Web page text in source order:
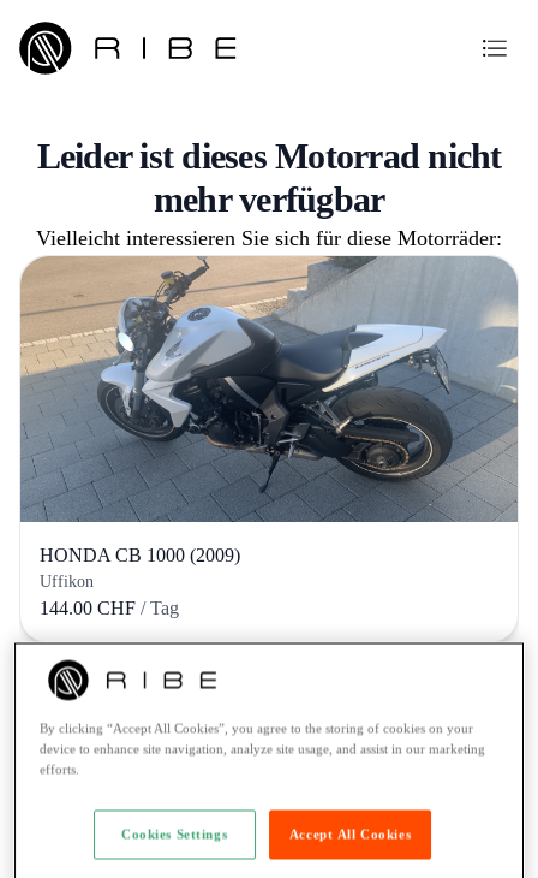
Leider ist dieses Motorrad nicht
mehr verfügbar
Vielleicht interessieren Sie sich für diese Motorräder:
HONDA CB 1000 (2009)
Uffikon
144.00 CHF / Tag
By clicking “Accept All Cookies”, you agree to the storing of cookies on your
device to enhance site navigation, analyze site usage, and assist in our marketing
efforts.
Accept All Cookies
Cookies Settings